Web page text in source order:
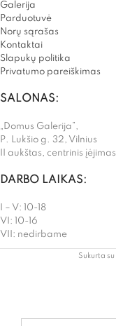
Galerija
Parduotuvė
Norų sąrašas
Kontaktai
Slapukų politika
Privatumo pareiškimas
SALONAS:
„Domus Galerija”,
P. Lukšio g. 32, Vilnius
II aukštas, centrinis įėjimas
DARBO LAIKAS:
I – V: 10-18
VI: 10-16
VII: nedirbame
Sukurta su